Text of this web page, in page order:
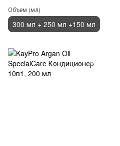
Объем (мл)
300 мл + 250 мл +150 мл